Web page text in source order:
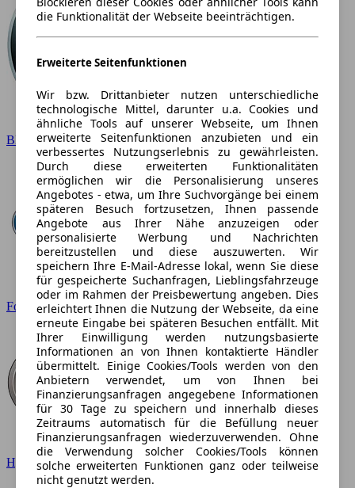
BMW
Ford
Hyundai
die Funktionalität der Webseite beeinträchtigen.
Erweiterte Seitenfunktionen
Wir bzw. Drittanbieter nutzen unterschiedliche
technologische Mittel, darunter u.a. Cookies und
ähnliche Tools auf unserer Webseite, um Ihnen
erweiterte Seitenfunktionen anzubieten und ein
verbessertes Nutzungserlebnis zu gewährleisten.
Durch diese erweiterten Funktionalitäten
ermöglichen wir die Personalisierung unseres
Angebotes - etwa, um Ihre Suchvorgänge bei einem
späteren Besuch fortzusetzen, Ihnen passende
Angebote aus Ihrer Nähe anzuzeigen oder
personalisierte Werbung und Nachrichten
bereitzustellen und diese auszuwerten. Wir
speichern Ihre E-Mail-Adresse lokal, wenn Sie diese
für gespeicherte Suchanfragen, Lieblingsfahrzeuge
oder im Rahmen der Preisbewertung angeben. Dies
erleichtert Ihnen die Nutzung der Webseite, da eine
erneute Eingabe bei späteren Besuchen entfällt. Mit
Ihrer Einwilligung werden nutzungsbasierte
Informationen an von Ihnen kontaktierte Händler
übermittelt. Einige Cookies/Tools werden von den
Anbietern verwendet, um von Ihnen bei
Finanzierungsanfragen angegebene Informationen
für 30 Tage zu speichern und innerhalb dieses
Zeitraums automatisch für die Befüllung neuer
Finanzierungsanfragen wiederzuverwenden. Ohne
die Verwendung solcher Cookies/Tools können
solche erweiterten Funktionen ganz oder teilweise
nicht genutzt werden.